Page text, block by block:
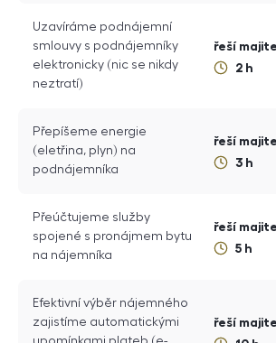
Uzavíráme podnájemní
smlouvy s podnájemníky
elektronicky (nic se nikdy
neztratí)
řeší
2 h
Přepíšeme energie
(eletřina, plyn) na
podnájemníka
řeší
3 h
Přeúčtujeme služby
spojené s pronájmem bytu
na nájemníka
řeší
5 h
Efektivní výběr nájemného
zajistíme automatickými
řeší